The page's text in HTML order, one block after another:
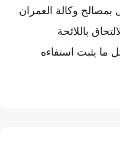
بمصالح وكالة العمران
باللائحة
ما يثبت استفاءه